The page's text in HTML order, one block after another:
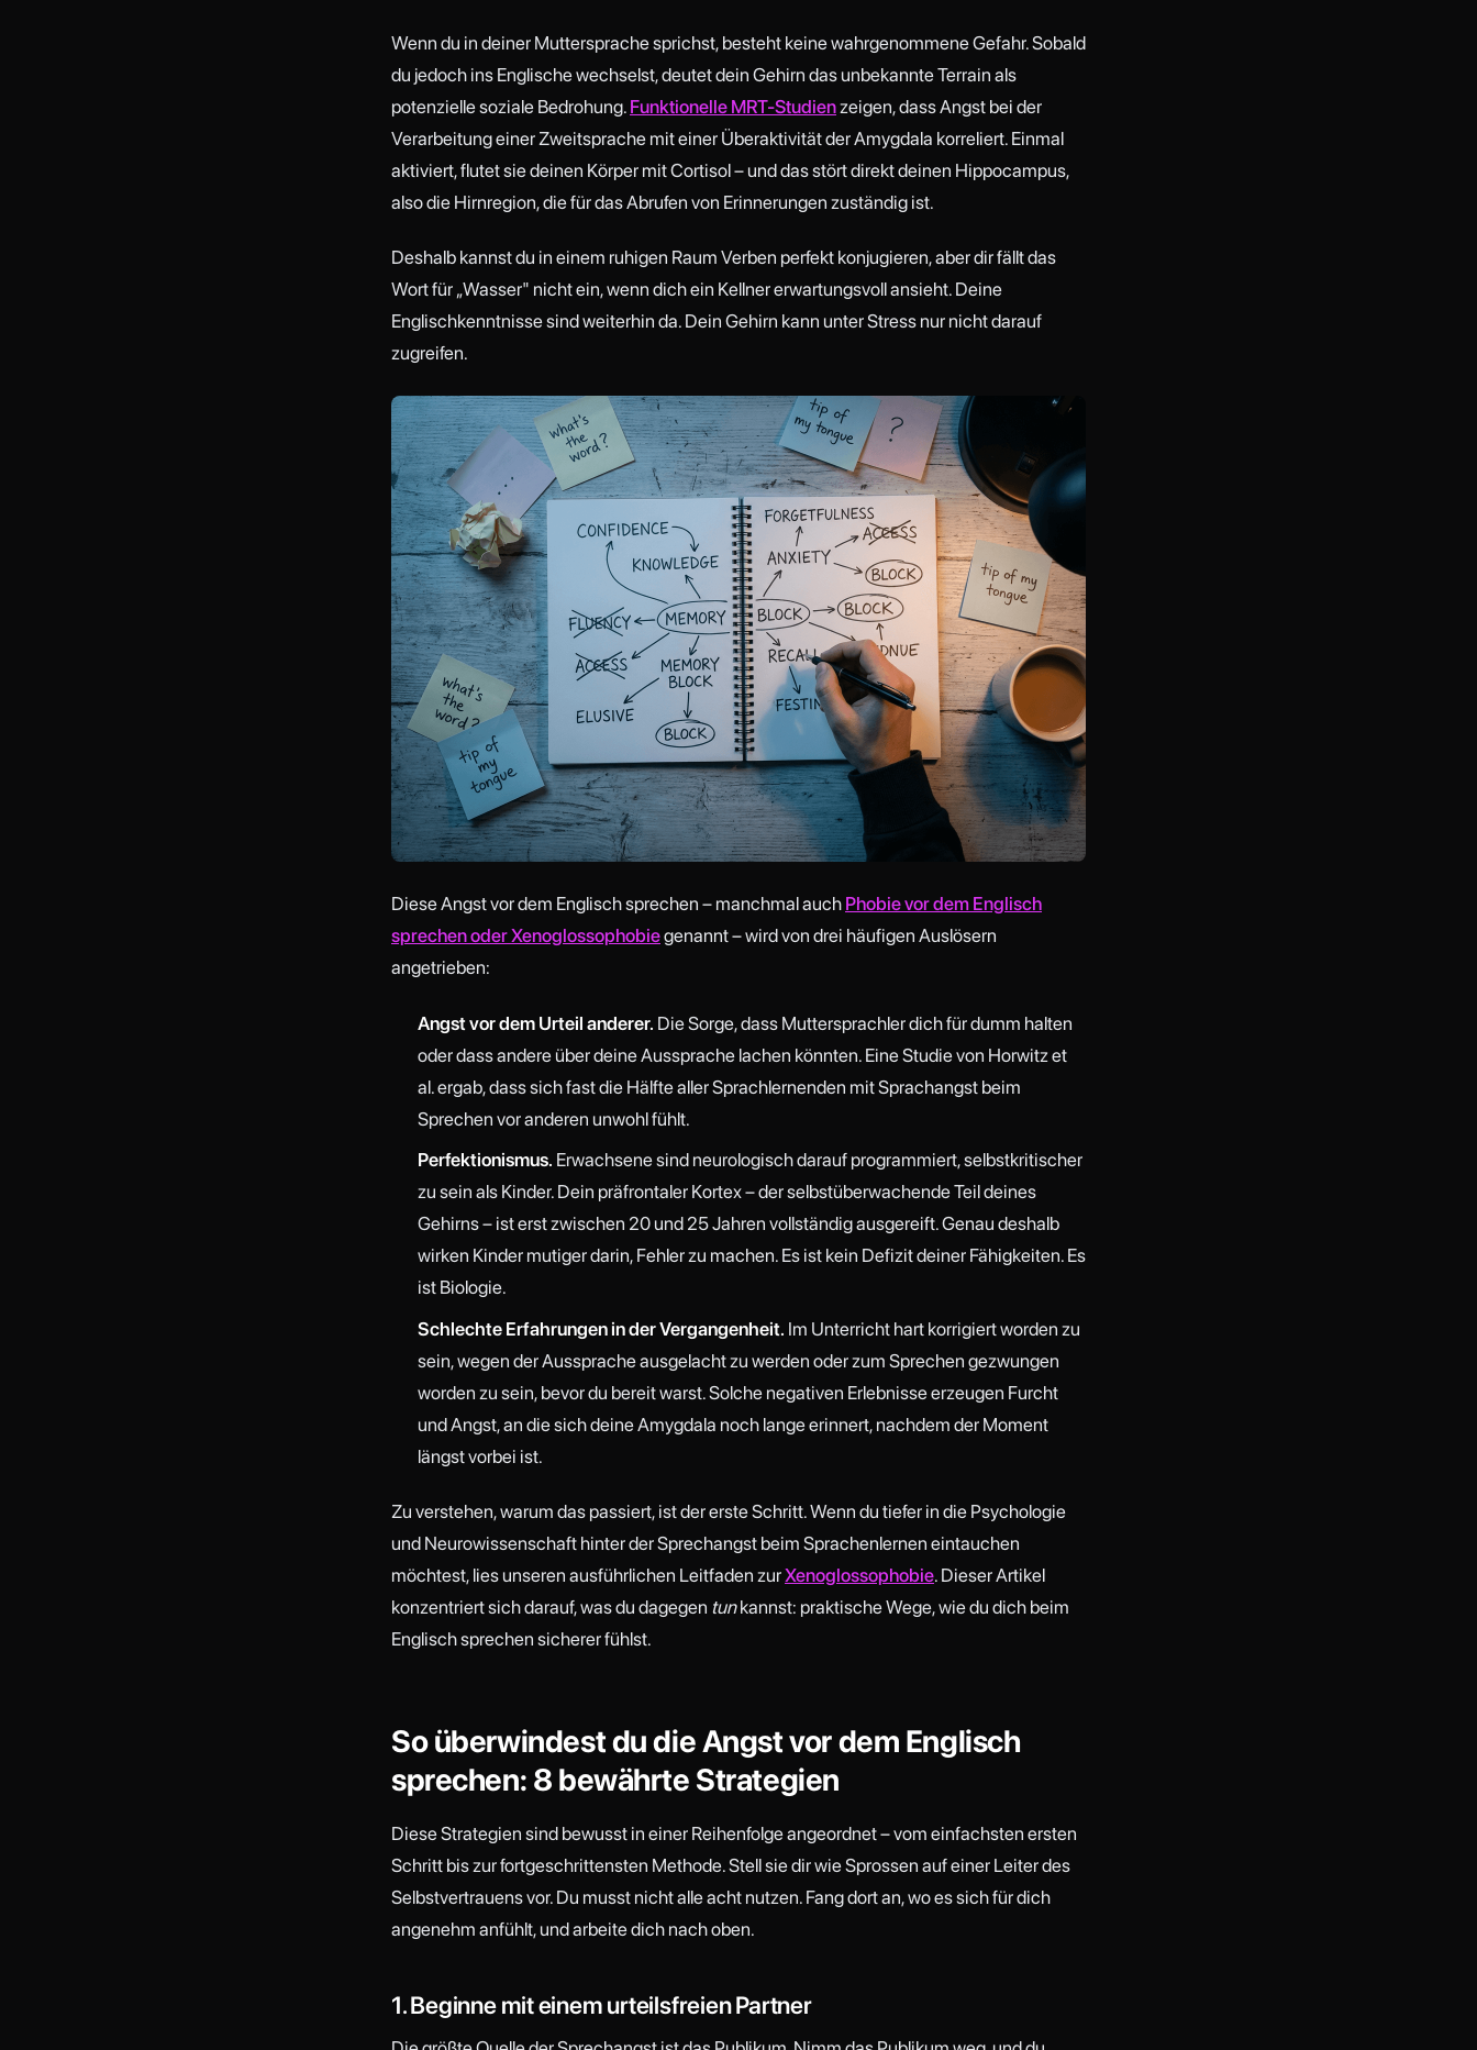
Wenn du in deiner Muttersprache sprichst, besteht keine wahrgenommene Gefahr. Sobald
du jedoch ins Englische wechselst, deutet dein Gehirn das unbekannte Terrain als
potenzielle soziale Bedrohung. Funktionelle MRT-Studienzeigen, dass Angst bei der
Verarbeitung einer Zweitsprache mit einer Überaktivität der Amygdala korreliert. Einmal
aktiviert, flutet sie deinen Körper mit Cortisol – und das stört direkt deinen Hippocampus,
also die Hirnregion, die für das Abrufen von Erinnerungen zuständig ist.
Deshalb kannst du in einem ruhigen Raum Verben perfekt konjugieren, aber dir fällt das
Wort für „Wasser" nicht ein, wenn dich ein Kellner erwartungsvoll ansieht. Deine
Englischkenntnisse sind weiterhin da. Dein Gehirn kann unter Stress nur nicht darauf
zugreifen.
Diese Angst vor dem Englisch sprechen – manchmal auch Phobie vor dem Englisch
sprechen oder Xenoglossophobiegenannt – wird von drei häufigen Auslösern
angetrieben:
Angst vor dem Urteil anderer. Die Sorge, dass Muttersprachler dich für dumm halten
oder dass andere über deine Aussprache lachen könnten. Eine Studie von Horwitz et
al. ergab, dass sich fast die Hälfte aller Sprachlernenden mit Sprachangst beim
Sprechen vor anderen unwohl fühlt.
Perfektionismus. Erwachsene sind neurologisch darauf programmiert, selbstkritischer
zu sein als Kinder. Dein präfrontaler Kortex – der selbstüberwachende Teil deines
Gehirns – ist erst zwischen 20 und 25 Jahren vollständig ausgereift. Genau deshalb
wirken Kinder mutiger darin, Fehler zu machen. Es ist kein Defizit deiner Fähigkeiten. Es
ist Biologie.
Schlechte Erfahrungen in der Vergangenheit. Im Unterricht hart korrigiert worden zu
sein, wegen der Aussprache ausgelacht zu werden oder zum Sprechen gezwungen
worden zu sein, bevor du bereit warst. Solche negativen Erlebnisse erzeugen Furcht
und Angst, an die sich deine Amygdala noch lange erinnert, nachdem der Moment
längst vorbei ist.
Zu verstehen, warum das passiert, ist der erste Schritt. Wenn du tiefer in die Psychologie
und Neurowissenschaft hinter der Sprechangst beim Sprachenlernen eintauchen
möchtest, lies unseren ausführlichen Leitfaden zurXenoglossophobie. Dieser Artikel
konzentriert sich darauf, was du dagegen tunkannst: praktische Wege, wie du dich beim
Englisch sprechen sicherer fühlst.
So überwindest du die Angst vor dem Englisch
sprechen: 8 bewährte Strategien
Diese Strategien sind bewusst in einer Reihenfolge angeordnet – vom einfachsten ersten
Schritt bis zur fortgeschrittensten Methode. Stell sie dir wie Sprossen auf einer Leiter des
Selbstvertrauens vor. Du musst nicht alle acht nutzen. Fang dort an, wo es sich für dich
angenehm anfühlt, und arbeite dich nach oben.
1. Beginne mit einem urteilsfreien Partner